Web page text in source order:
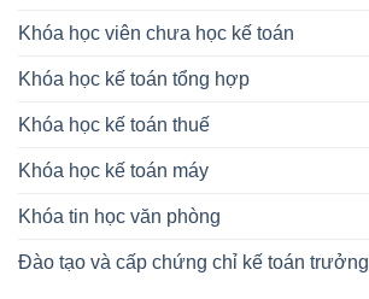
Khóa học viên chưa học kế toán
Khóa học kế toán tổng hợp
Khóa học kế toán thuế
Khóa học kế toán máy
Khóa tin học văn phòng
Đào tạo và cấp chứng chỉ kế toán trưởng